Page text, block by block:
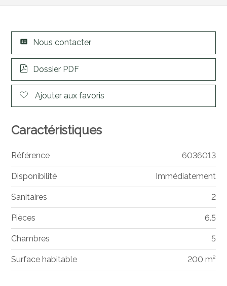
Nous contacter
Dossier PDF
Ajouter aux favoris
Caractéristiques
Référence 6036013
Disponibilité Immédiatement
Sanitaires 2
Pièces 6.5
Chambres 5
Surface habitable 200 m²